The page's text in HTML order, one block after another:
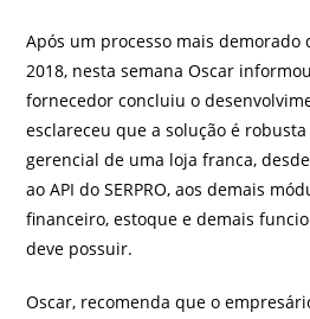
Após um processo mais demorado
2018, nesta semana Oscar
fornecedor concluiu o
esclareceu que a solução é
gerencial de uma loja franca,
ao API do SERPRO, aos demais
financeiro, estoque e demais
deve possuir.
Oscar, recomenda que o